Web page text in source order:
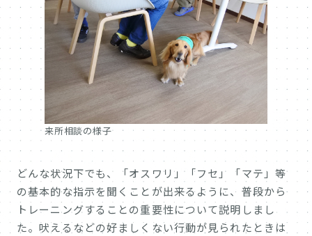
来所相談の様子
どんな状況下でも、「オスワリ」「フセ」「マテ」等
の基本的な指示を聞くことが出来るように、普段から
トレーニングすることの重要性について説明しまし
た。吠えるなどの好ましくない行動が見られたときは